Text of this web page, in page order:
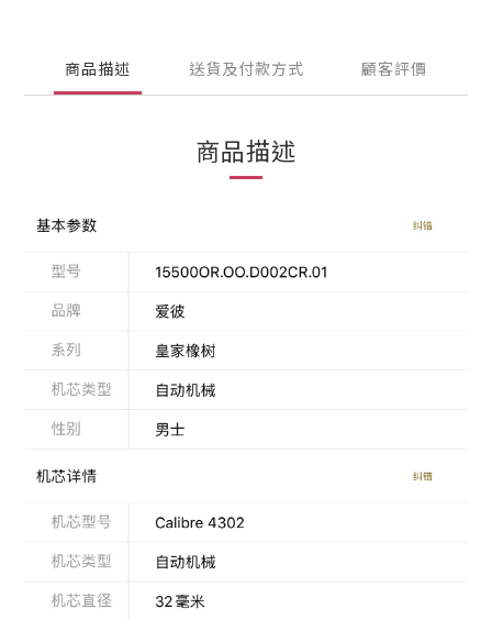
商品描述 送貨及付款方式 顧客評價
商品描述